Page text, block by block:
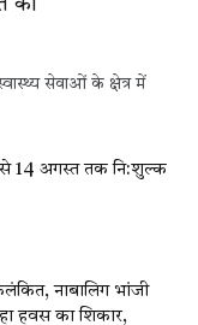
को
सेवाओं के क्षेत्र में
14 अगस्त तक नि:शुल्क
नाबालिग भांजी
हवस का शिकार,